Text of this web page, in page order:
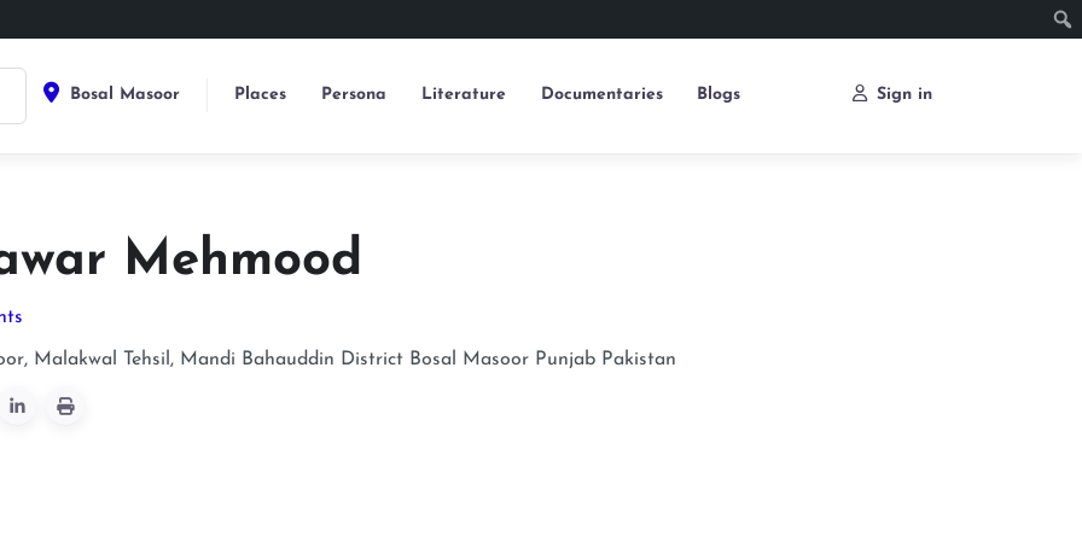
Bosal Masoor Places Persona Literature Documentaries Blogs Sign in
Mehmood
Malakwal Tehsil, Mandi Bahauddin District Bosal Masoor Punjab Pakistan